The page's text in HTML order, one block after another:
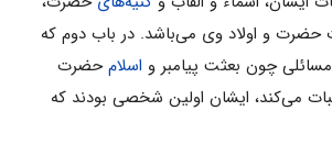
حضرت و اولاد وى مى‌باشد. در باب دوم که
چون بعثت پیامبر و اسلامحضرت
مى‌کند، ایشان اولین شخصى بودند که